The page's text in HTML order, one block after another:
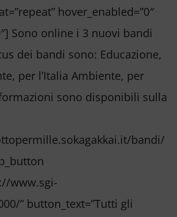
hover_enabled=”0″
Sono online i 3 nuovi bandi
dei bandi sono: Educazione,
per l’Italia Ambiente, per
sono disponibili sulla
bandi/
www.sgi-
” button_text=”Tutti gli